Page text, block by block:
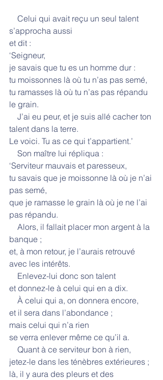
s’approcha aussi
et dit :
‘Seigneur,
je savais que tu es un homme dur :
tu moissonnes là où tu n’as pas semé,
tu ramasses là où tu n’as pas répandu
le grain.
talent dans la terre.
Le voici. Tu as ce qui t’appartient.’
    Son maître lui répliqua :
‘Serviteur mauvais et paresseux,
tu savais que je moissonne là où je n’ai
pas semé,
que je ramasse le grain là où je ne l’ai
pas répandu.
banque ;
et, à mon retour, je l’aurais retrouvé
avec les intérêts.
    Enlevez-lui donc son talent
et donnez-le à celui qui en a dix.
    À celui qui a, on donnera encore,
et il sera dans l’abondance ;
mais celui qui n’a rien
se verra enlever même ce qu’il a.
    Quant à ce serviteur bon à rien,
jetez-le dans les ténèbres extérieures ;
là, il y aura des pleurs et des